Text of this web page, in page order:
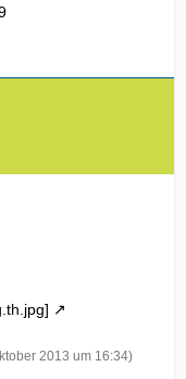
2013 um 16:34)